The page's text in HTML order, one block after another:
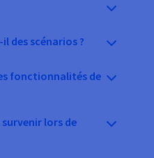
des scénarios ?
fonctionnalités de
lors de